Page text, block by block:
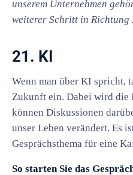
unserem Unternehmen
weiterer Schritt in
21. KI
Wenn man über KI spricht,
Zukunft ein. Dabei wird die
können Diskussionen
unser Leben verändert. Es
Gesprächsthema für eine
So starten Sie das